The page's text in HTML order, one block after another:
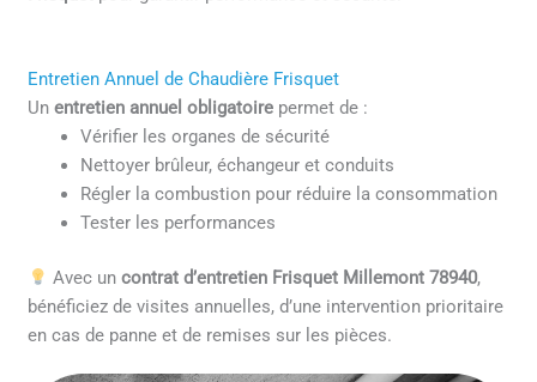
Entretien Annuel de Chaudière Frisquet
Unentretien annuel obligatoire permet de :
Vérifier les organes de sécurité
Nettoyer brûleur, échangeur et conduits
Régler la combustion pour réduire la consommation
Tester les performances
Avec un contrat d’entretien Frisquet Millemont 78940,
bénéficiez de visites annuelles, d’une intervention prioritaire
en cas de panne et de remises sur les pièces.